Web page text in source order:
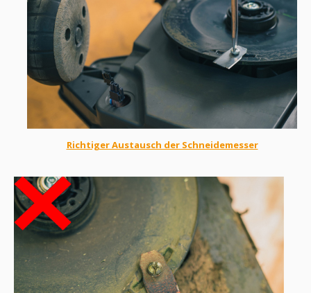
Richtiger Austausch der Schneidemesser